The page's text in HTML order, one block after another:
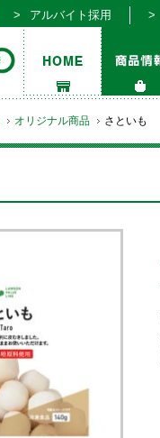
アルバイト採用
オリジナル商品 さといも